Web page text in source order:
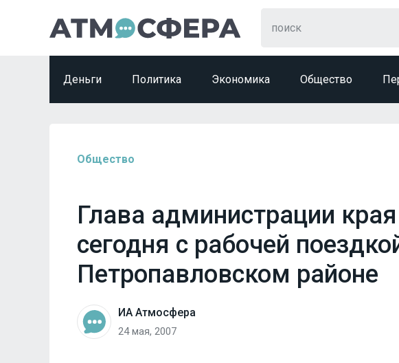
Деньги Политика Экономика Общество
Общество
Глава администрации
сегодня с рабочей
Петропавловском районе
ИА Атмосфера
24 мая, 2007